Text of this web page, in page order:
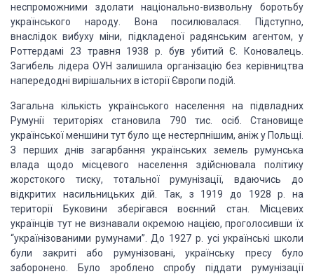
неспроможними здолати національно-визвольну боротьбу
українського народу. Вона посилювалася. Підступно,
внаслідок вибуху міни, підкладеної радянським агентом, у
Роттердамі 23 травня 1938 р. був убитий Є. Коновалець.
Загибель лідера ОУН залишила організацію без керівництва
напередодні вирішальнихв історії Європи подій.
Загальна кількість українського населення на підвладних
Румунії територіях становила 790 тис. осіб. Становище
української меншини тут було ще нестерпнішим, аніж у Польщі.
З перших днів загарбання українських земель румунська
влада щодо місцевого населення здійснювала політику
жорстокого тиску, тотальної румунізації, вдаючись до
відкритих насильницьких дій. Так, з 1919 до 1928 р. на
території Буковини зберігався воєнний стан. Місцевих
українців тут не визнавали окремою нацією, проголосивши їх
“українізованими румунами”. До 1927 р. усі українські школи
були закриті або румунізовані, українську пресу було
заборонено. Було зроблено спробу піддати румунізації